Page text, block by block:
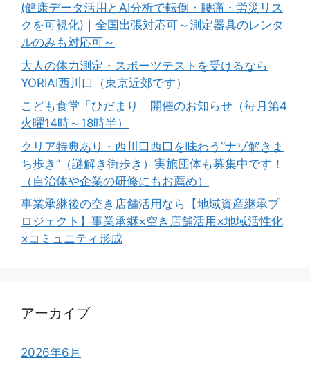
(健康データ活用とAI分析で転倒・腰痛・労災リス
クを可視化)｜全国出張対応可～測定器具のレンタ
ルのみも対応可～
大人の体力測定・スポーツテストを受けるなら
YORIAI西川口（東京近郊です）
こども食堂「ひだまり」開催のお知らせ（毎月第4
火曜14時～18時半）
クリア特典あり・西川口西口を味わう”ナゾ解きま
ち歩き”（謎解き街歩き）実施団体も募集中です！
（自治体や企業の研修にもお薦め）
事業承継後の空き店舗活用なら【地域資産継承プ
ロジェクト】事業承継×空き店舗活用×地域活性化
×コミュニティ形成
アーカイブ
2026年6月